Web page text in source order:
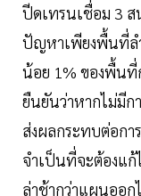
ปีดเทรนเชื่อม 3
ปัญหาเพียงพื้นที่ล
น้อย 1% ของพื้นที่
ยืนยันว่าหากไม่มี
ส่งผลกระทบต่อกา
จำเป็นที่จะต้องแ
ล่าช้ากว่าแผนออก